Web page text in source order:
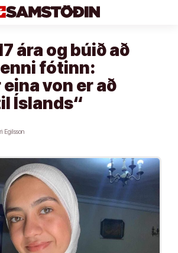
ára og búið að
fótinn:
von er að
Íslands“
Egilsson